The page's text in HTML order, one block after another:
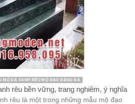
MỘ ĐÁ XANH RÊU MỘ ĐẠO BẰNG ĐÁ
rêu bền vững, trang nghiêm, ý nghĩa
rêu là một trong những mẫu mộ đạo